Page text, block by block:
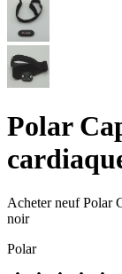
Polar
Acheter neuf Polar
noir
Polar